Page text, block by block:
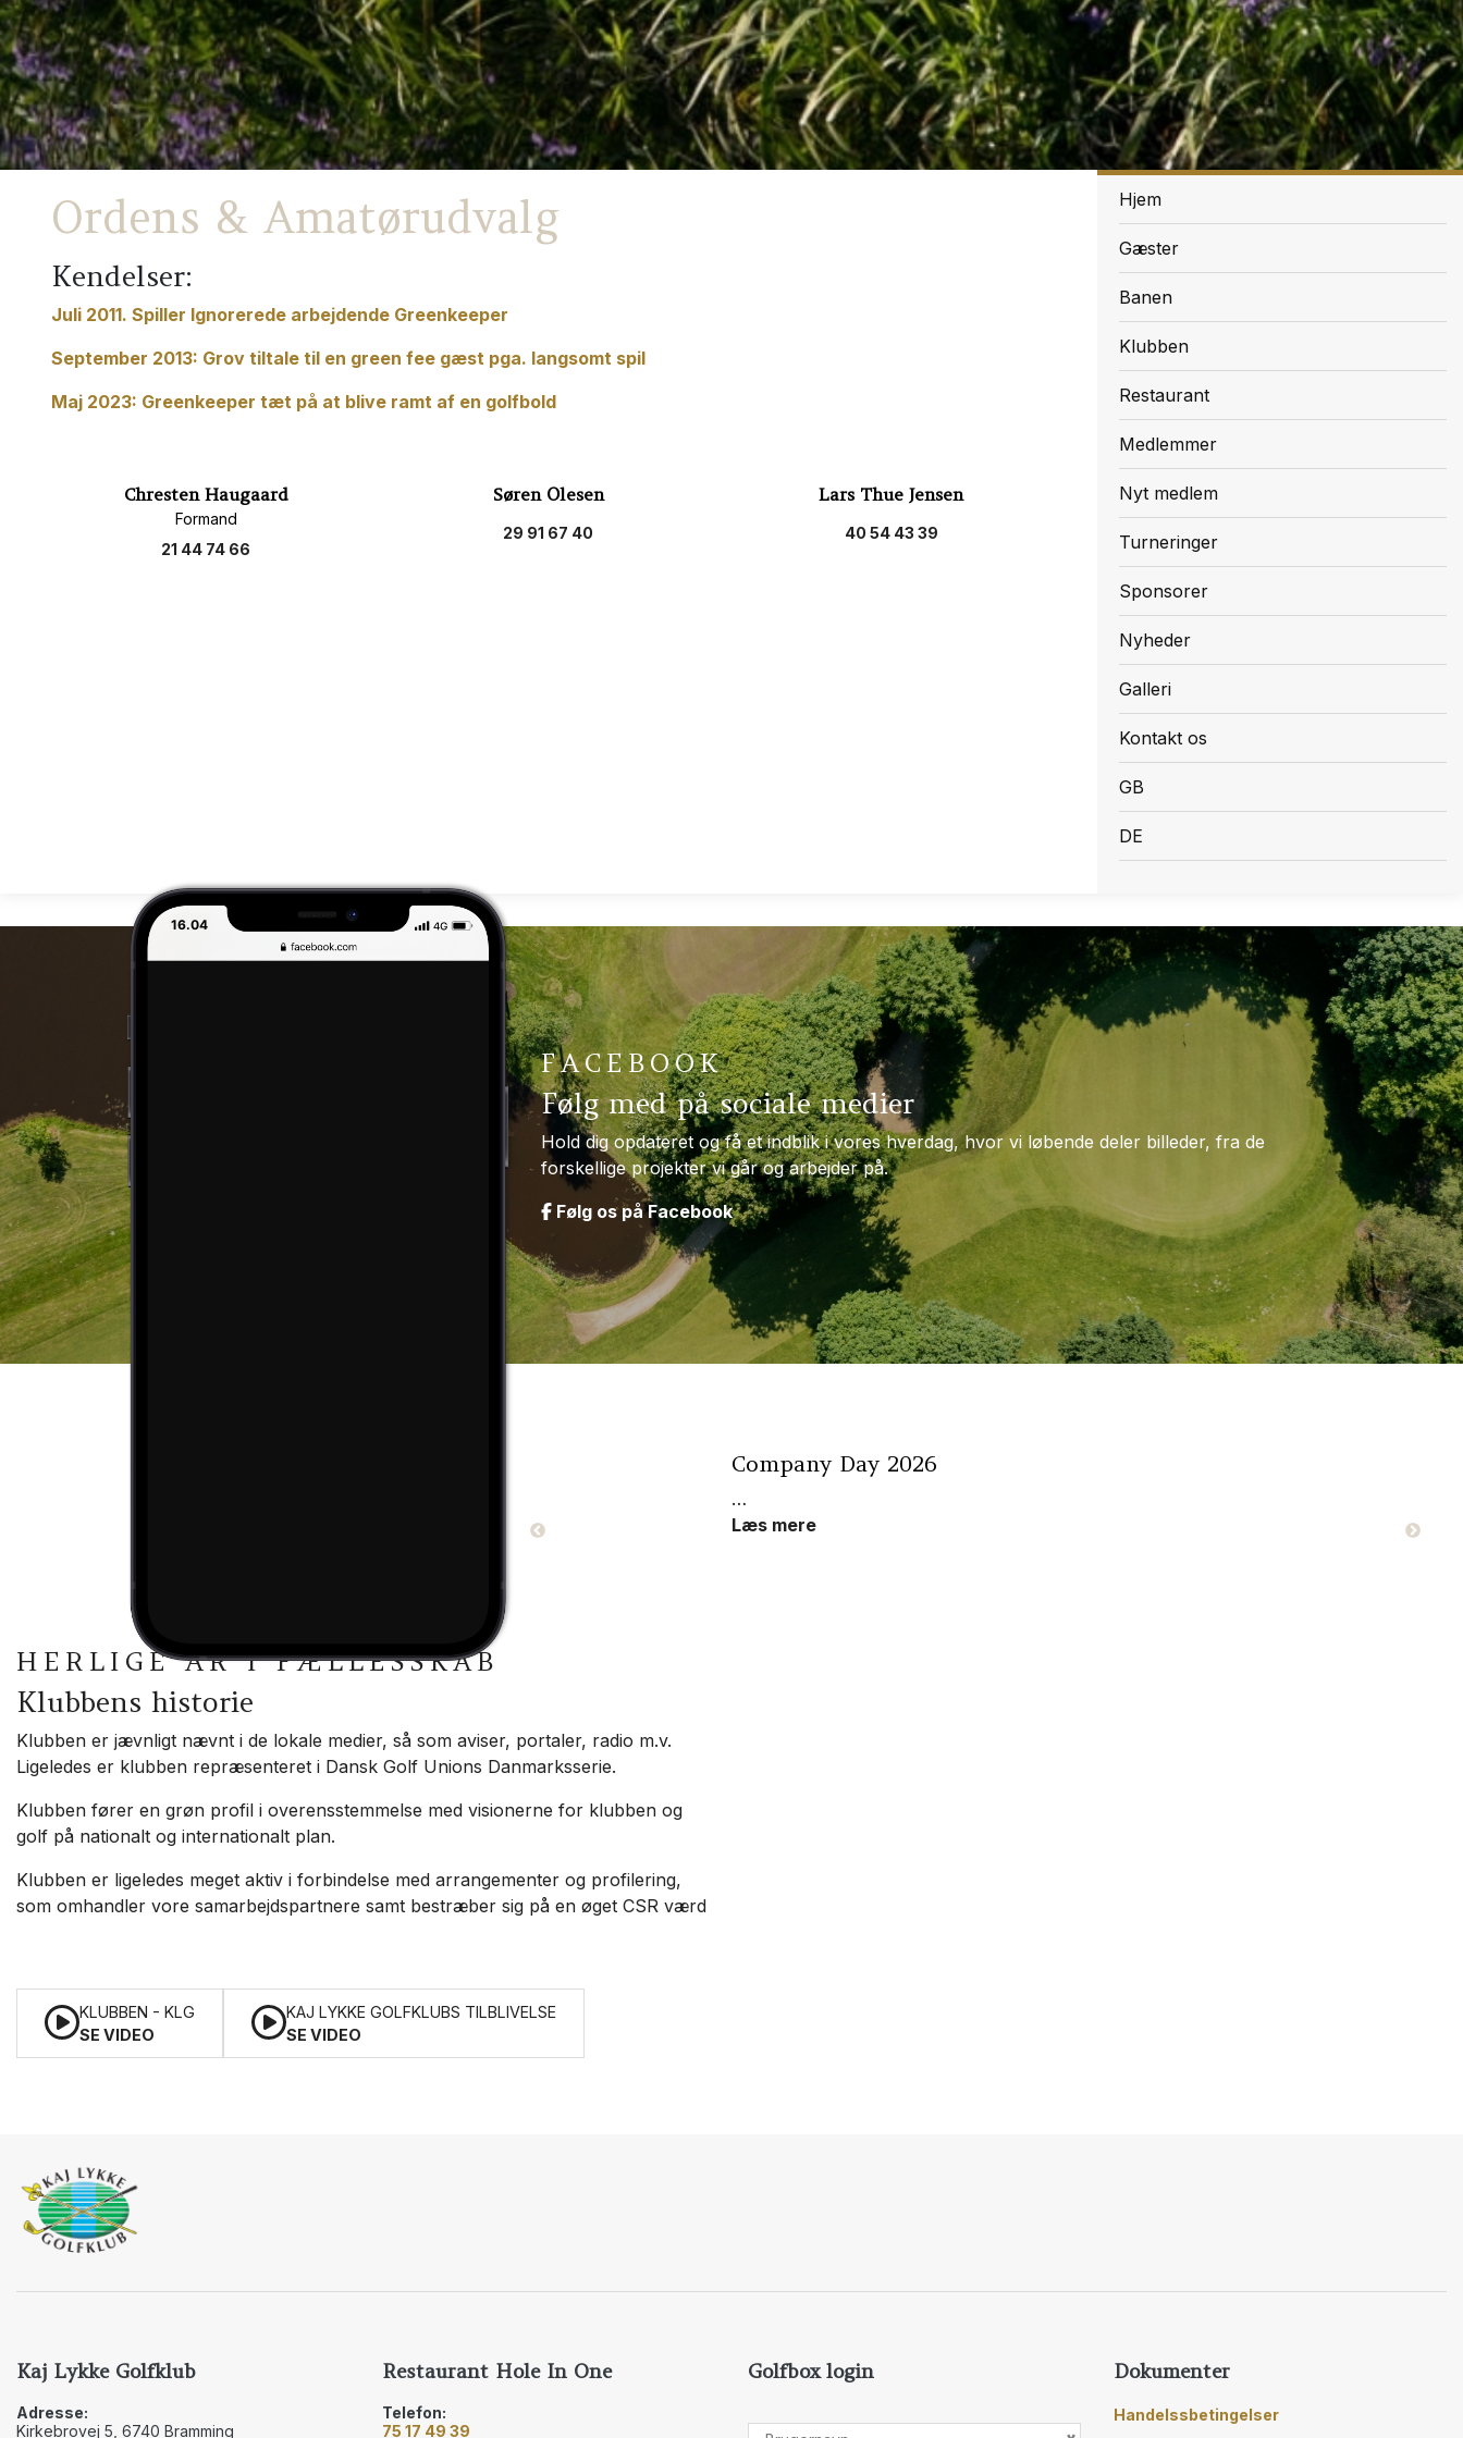
Ordens & Amatørudvalg
Kendelser:
Juli 2011. Spiller Ignorerede arbejdende Greenkeeper
September 2013: Grov tiltale til en green fee gæst pga. langsomt spil
Maj 2023: Greenkeeper tæt på at blive ramt af en golfbold
Chresten Haugaard
Formand
21 44 74 66
Søren Olesen
29 91 67 40
Lars Thue Jensen
40 54 43 39
Menu
Hjem
Gæster
Banen
Klubben
Restaurant
Medlemmer
Nyt medlem
Turneringer
Sponsorer
Nyheder
Galleri
Kontakt os
GB
DE
FACEBOOK
Følg med på sociale medier
Hold dig opdateret og få et indblik i vores hverdag, hvor vi løbende deler billeder, fra de
forskellige projekter vi går og arbejder på.
Følg os på Facebook
16.04
Company Day 2026
…
Læs mere
HERLIGE ÅR I FÆLLESSKAB
Klubbens historie
Klubben er jævnligt nævnt i de lokale medier, så som aviser, portaler, radio m.v.
Ligeledes er klubben repræsenteret i Dansk Golf Unions Danmarksserie.
Klubben fører en grøn profil i overensstemmelse med visionerne for klubben og
golf på nationalt og internationalt plan.
Klubben er ligeledes meget aktiv i forbindelse med arrangementer og profilering,
som omhandler vore samarbejdspartnere samt bestræber sig på en øget CSR værd
KLUBBEN - KLG
SE VIDEO
KAJ LYKKE GOLFKLUBS TILBLIVELSE
SE VIDEO
Kaj Lykke Golfklub
Adresse:
Kirkebrovej 5, 6740 Bramming
Restaurant Hole In One
Telefon:
75 17 49 39
Golfbox login Dokumenter
Handelssbetingelser